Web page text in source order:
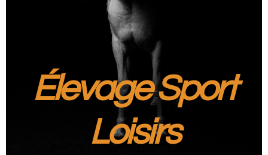
Élevage Sport
Loisirs